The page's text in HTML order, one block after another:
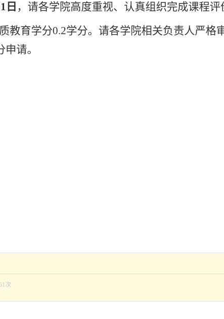
日 ，请各学院高度重视、认真组织完成课程评
教育学分0.2学分。请各学院相关负责人严格
请。
次